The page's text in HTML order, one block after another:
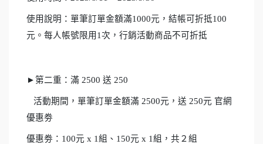
使用說明：單筆訂單金額滿1000元，結帳可折抵100
元。每人帳號限用1次，行銷活動商品不可折抵
►第二重：滿 2500 送 250
活動期間，單筆訂單金額滿 2500元，送 250元 官網
優惠劵
優惠劵：100元 x 1組、150元 x 1組，共２組